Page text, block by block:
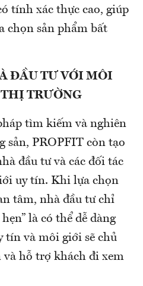
tính xác thực cao, giúp
chọn sản phẩm bất
ĐẦU TƯ VỚI MÔI
TRƯỜNG
tìm kiếm và nghiên
sản, PROPFIT còn tạo
đầu tư và các đối tác
uy tín. Khi lựa chọn
tâm, nhà đầu tư chỉ
là có thể dễ dàng
tín và môi giới sẽ chủ
và hỗ trợ khách đi xem